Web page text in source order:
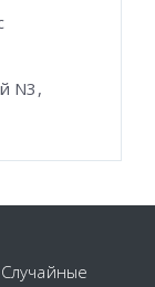
N3,
Случайные